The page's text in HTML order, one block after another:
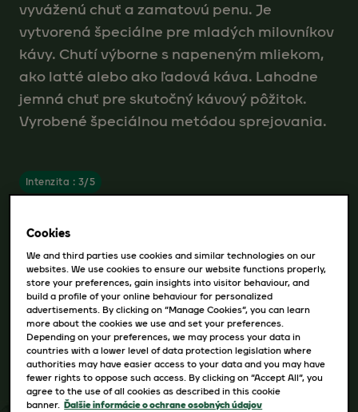
vyváženú chuť a zamatovú penu. Je
vytvorená špeciálne pre mladých milovníkov
kávy. Chutí výborne s napeneným mliekom,
ako latté alebo ako ľadová káva. Lahodne
jemná chuť pre skutočný kávový pôžitok.
Vyrobené špeciálnou metódou sprejovania.
Intenzita : 3/5
Dostupné varianty
180g
Cookies
We and third parties use cookies and similar technologies on our
websites. We use cookies to ensure our website functions properly,
store your preferences, gain insights into visitor behaviour, and
build a profile of your online behaviour for personalized
advertisements. By clicking on “Manage Cookies”, you can learn
more about the cookies we use and set your preferences.
Depending on your preferences, we may process your data in
countries with a lower level of data protection legislation where
authorities may have easier access to your data and you may have
fewer rights to oppose such access. By clicking on “Accept All”, you
agree to the use of all cookies as described in this cookie
banner. Ďalšie informácie o ochrane osobných údajov